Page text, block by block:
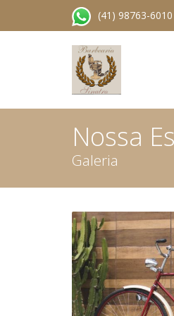
(41) 98763-6010
Nossa
Galeria